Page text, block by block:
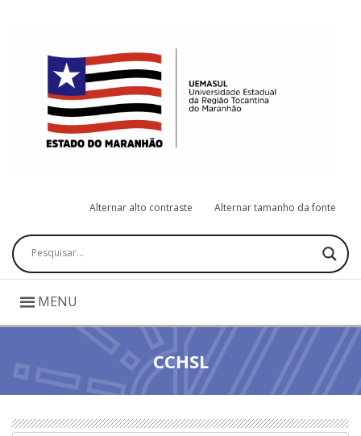
Alternar alto contraste Alternar tamanho da fonte
Pesquisar
MENU
CCHSL